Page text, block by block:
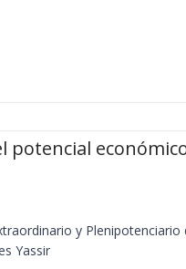
potencial
y Plenipotenciario
Yassir